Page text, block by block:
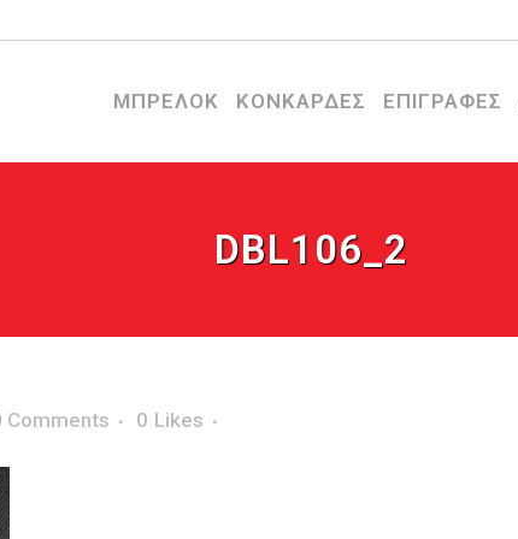
ΜΠΡΕΛΟΚ ΚΟΝΚΑΡΔΕΣ ΕΠΙΓΡΑΦΕΣ
DBL106_2
Comments 0 Likes